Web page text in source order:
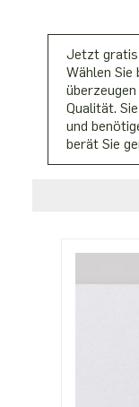
Jetzt
Wählen
Qualität.
und
berät Sie